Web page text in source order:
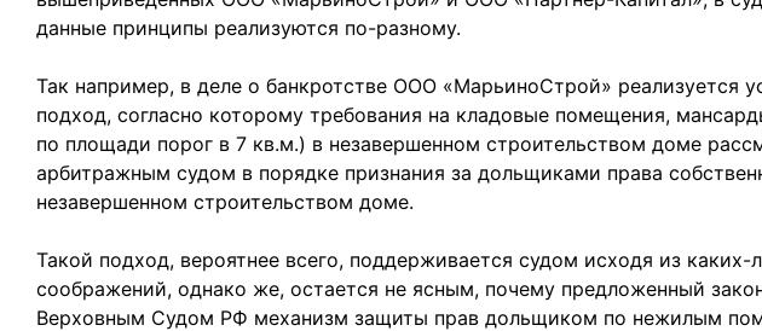
данные принципы реализуются по-разному.
Так например, в деле о банкротстве ООО «МарьиноСтрой» реализуется
подход, согласно которому требования на кладовые помещения,
по площади порог в 7 кв.м.) в незавершенном строительством доме
арбитражным судом в порядке признания за дольщиками права
незавершенном строительством доме.
Такой подход, вероятнее всего, поддерживается судом исходя из каких-
соображений, однако же, остается не ясным, почему предложенный
Верховным Судом РФ механизм защиты прав дольщиком по нежилым